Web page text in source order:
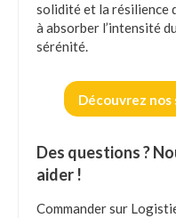
solidité et la résilience
à absorber l’intensité
sérénité.
Découvrez
Des questions ?
aider !
Commander sur